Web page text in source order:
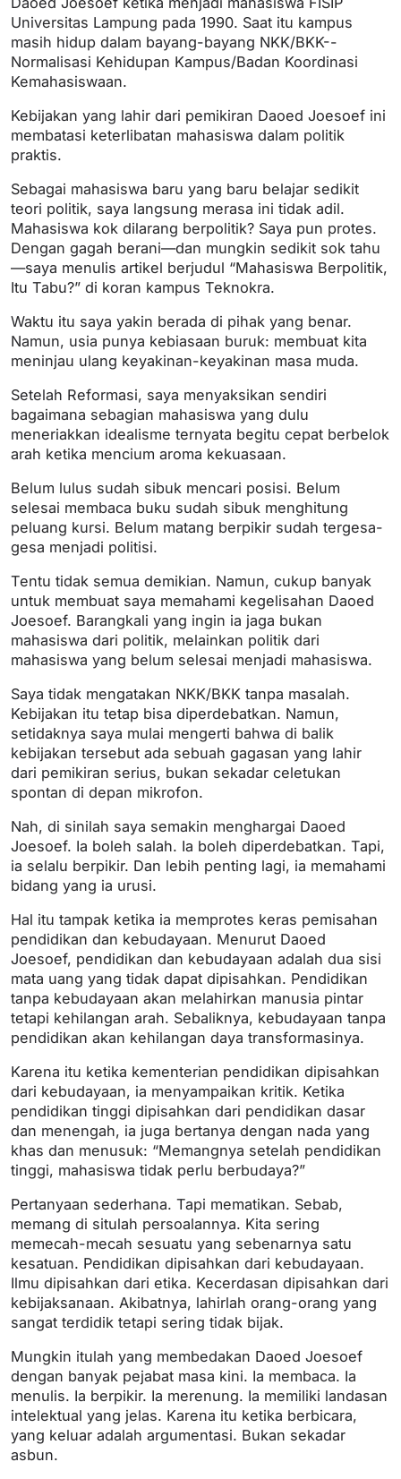
Universitas Lampung pada 1990. Saat itu kampus
masih hidup dalam bayang-bayang NKK/BKK--
Normalisasi Kehidupan Kampus/Badan Koordinasi
Kemahasiswaan.
Kebijakan yang lahir dari pemikiran Daoed Joesoef ini
membatasi keterlibatan mahasiswa dalam politik
praktis.
Sebagai mahasiswa baru yang baru belajar sedikit
teori politik, saya langsung merasa ini tidak adil.
Mahasiswa kok dilarang berpolitik? Saya pun protes.
Dengan gagah berani—dan mungkin sedikit sok tahu
—saya menulis artikel berjudul “Mahasiswa Berpolitik,
Itu Tabu?” di koran kampus Teknokra.
Waktu itu saya yakin berada di pihak yang benar.
Namun, usia punya kebiasaan buruk: membuat kita
meninjau ulang keyakinan-keyakinan masa muda.
Setelah Reformasi, saya menyaksikan sendiri
bagaimana sebagian mahasiswa yang dulu
meneriakkan idealisme ternyata begitu cepat berbelok
arah ketika mencium aroma kekuasaan.
Belum lulus sudah sibuk mencari posisi. Belum
selesai membaca buku sudah sibuk menghitung
peluang kursi. Belum matang berpikir sudah tergesa-
gesa menjadi politisi.
Tentu tidak semua demikian. Namun, cukup banyak
untuk membuat saya memahami kegelisahan Daoed
Joesoef. Barangkali yang ingin ia jaga bukan
mahasiswa dari politik, melainkan politik dari
mahasiswa yang belum selesai menjadi mahasiswa.
Saya tidak mengatakan NKK/BKK tanpa masalah.
Kebijakan itu tetap bisa diperdebatkan. Namun,
setidaknya saya mulai mengerti bahwa di balik
kebijakan tersebut ada sebuah gagasan yang lahir
dari pemikiran serius, bukan sekadar celetukan
spontan di depan mikrofon.
Nah, di sinilah saya semakin menghargai Daoed
Joesoef. Ia boleh salah. Ia boleh diperdebatkan. Tapi,
ia selalu berpikir. Dan lebih penting lagi, ia memahami
bidang yang ia urusi.
Hal itu tampak ketika ia memprotes keras pemisahan
pendidikan dan kebudayaan. Menurut Daoed
Joesoef, pendidikan dan kebudayaan adalah dua sisi
mata uang yang tidak dapat dipisahkan. Pendidikan
tanpa kebudayaan akan melahirkan manusia pintar
tetapi kehilangan arah. Sebaliknya, kebudayaan tanpa
pendidikan akan kehilangan daya transformasinya.
Karena itu ketika kementerian pendidikan dipisahkan
dari kebudayaan, ia menyampaikan kritik. Ketika
pendidikan tinggi dipisahkan dari pendidikan dasar
dan menengah, ia juga bertanya dengan nada yang
khas dan menusuk: “Memangnya setelah pendidikan
tinggi, mahasiswa tidak perlu berbudaya?”
Pertanyaan sederhana. Tapi mematikan. Sebab,
memang di situlah persoalannya. Kita sering
memecah-mecah sesuatu yang sebenarnya satu
kesatuan. Pendidikan dipisahkan dari kebudayaan.
Ilmu dipisahkan dari etika. Kecerdasan dipisahkan dari
kebijaksanaan. Akibatnya, lahirlah orang-orang yang
sangat terdidik tetapi sering tidak bijak.
Mungkin itulah yang membedakan Daoed Joesoef
dengan banyak pejabat masa kini. Ia membaca. Ia
menulis. Ia berpikir. Ia merenung. Ia memiliki landasan
intelektual yang jelas. Karena itu ketika berbicara,
yang keluar adalah argumentasi. Bukan sekadar
asbun.